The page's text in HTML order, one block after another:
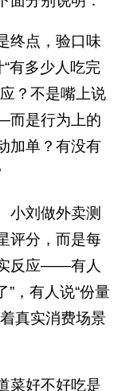
终点，验口味
有多少人吃完
？不是嘴上说
是行为上的
加单？有没有
小刘做外卖测
评分，而是每
反应——有人
”，有人说“份量
真实消费场景
菜好不好吃是